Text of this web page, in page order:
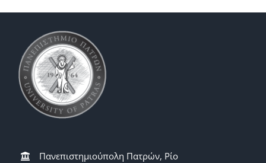
Πανεπιστημιούπολη Πατρών, Ρίο